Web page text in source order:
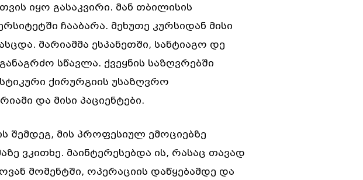
იყო გასაკვირი. მან თბილისის
ჩააბარა. მეხუთე კურსიდან მისი
მარიამმა ესპანეთში, სანტიაგო დე
სწავლა. ქვეყნის საზღვრებში
ქირურგიის უსაზღვრო
და მისი პაციენტები.
შემდეგ, მის პროფესიულ ემოციებზე
ვკითხე. მაინტერესებდა ის, რასაც თავად
მომენტში, ოპერაციის დაწყებამდე და